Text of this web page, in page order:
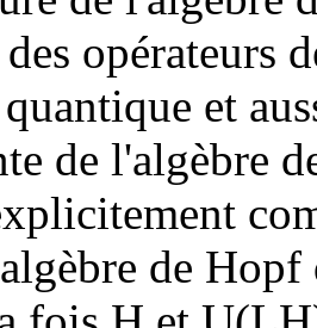
opérateurs
et
de l'algèbre
de